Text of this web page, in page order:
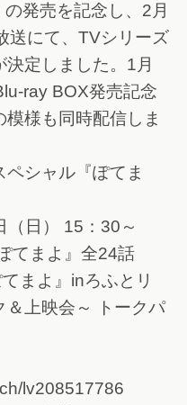
の発売を記念し、2月
送にて、TVシリーズ
定しました。1月
ray BOX発売記念
様も同時配信しま
シャル『ぽてま
日） 15：30～
てまよ』全24話
まよ』inろふとリ
＆上映会～ トークパ
lv208517786